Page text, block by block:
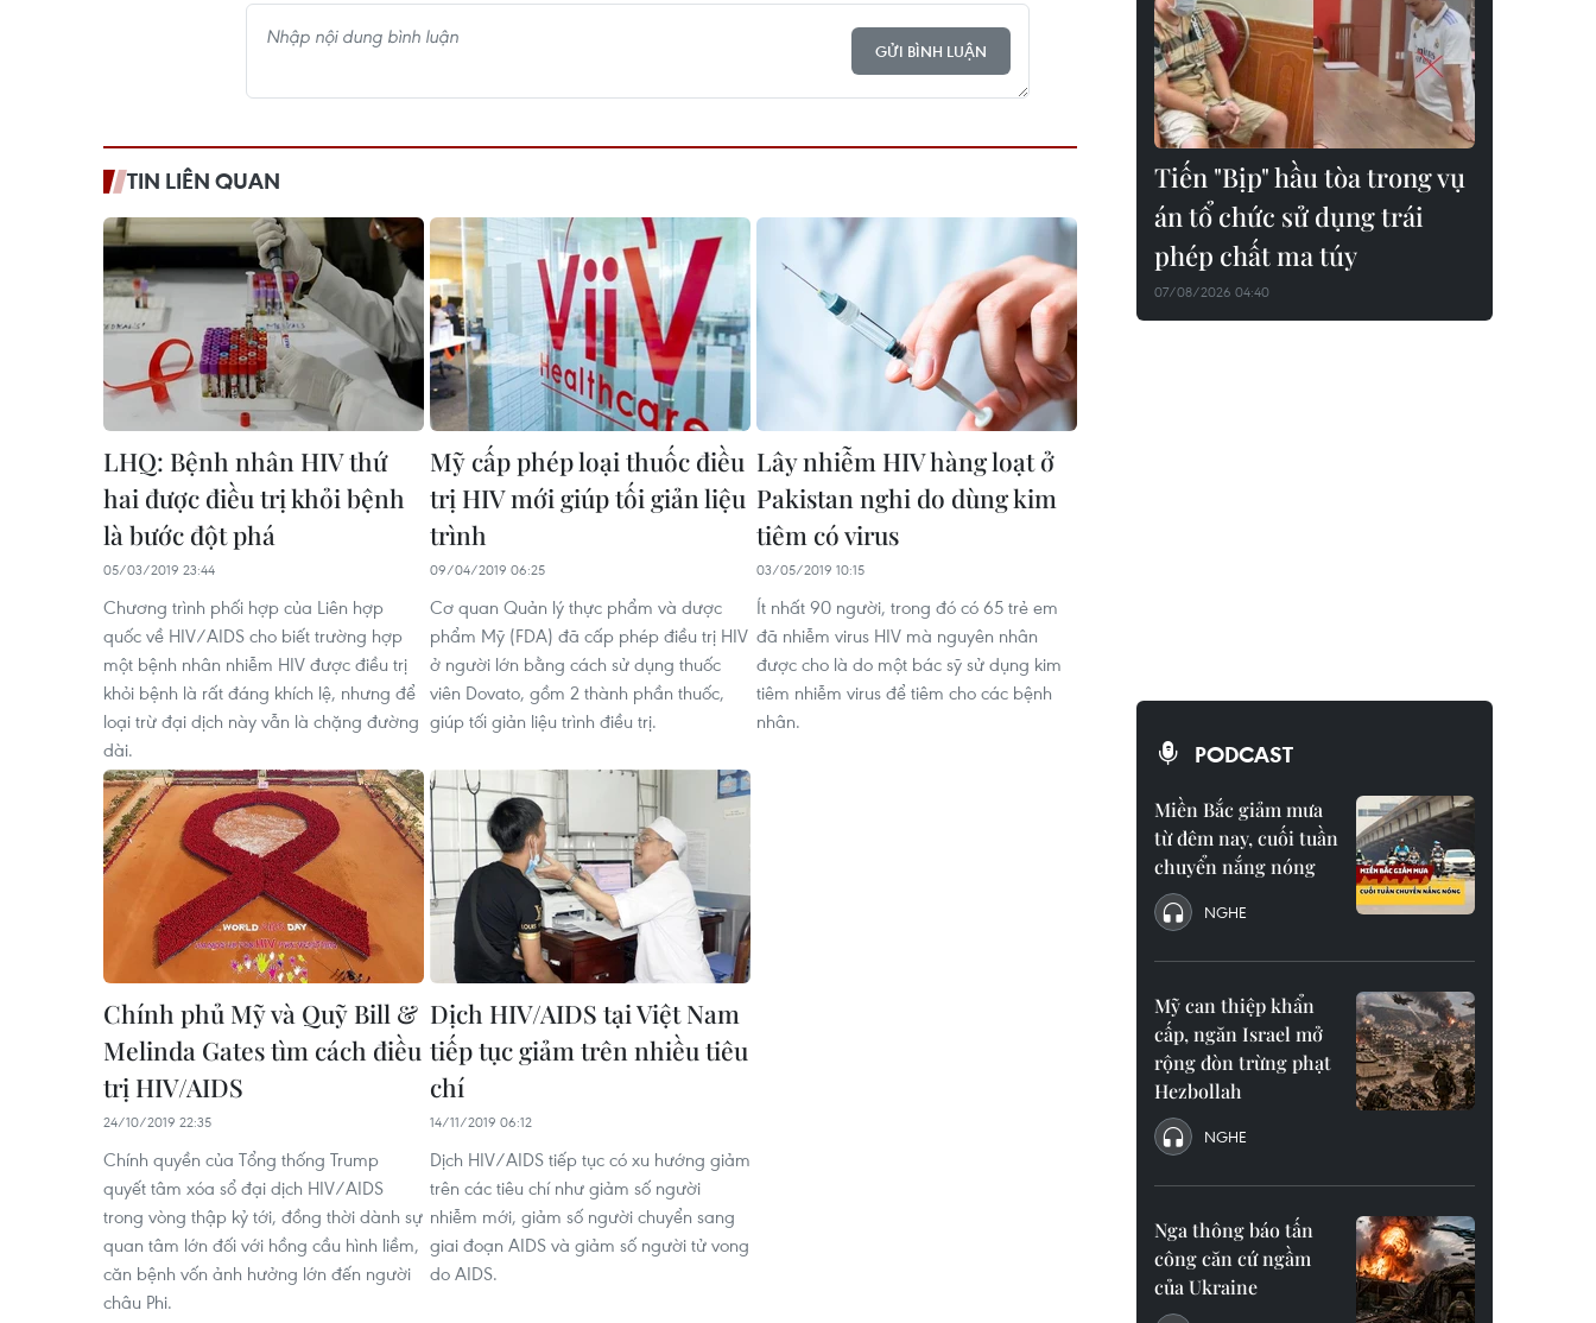
GỬI BÌNH LUẬN
TIN LIÊN QUAN
LHQ: Bệnh nhân HIV thứ
hai được điều trị khỏi bệnh
là bước đột phá
05/03/2019 23:44
Chương trình phối hợp của Liên hợp
quốc về HIV/AIDS cho biết trường hợp
một bệnh nhân nhiễm HIV được điều trị
khỏi bệnh là rất đáng khích lệ, nhưng để
loại trừ đại dịch này vẫn là chặng đường
dài.
Mỹ cấp phép loại thuốc điều
trị HIV mới giúp tối giản liệu
trình
09/04/2019 06:25
Cơ quan Quản lý thực phẩm và dược
phẩm Mỹ (FDA) đã cấp phép điều trị HIV
ở người lớn bằng cách sử dụng thuốc
viên Dovato, gồm 2 thành phần thuốc,
giúp tối giản liệu trình điều trị.
Lây nhiễm HIV hàng loạt ở
Pakistan nghi do dùng kim
tiêm có virus
03/05/2019 10:15
Ít nhất 90 người, trong đó có 65 trẻ em
đã nhiễm virus HIV mà nguyên nhân
được cho là do một bác sỹ sử dụng kim
tiêm nhiễm virus để tiêm cho các bệnh
nhân.
Chính phủ Mỹ và Quỹ Bill &
Melinda Gates tìm cách điều
trị HIV/AIDS
24/10/2019 22:35
Chính quyền của Tổng thống Trump
quyết tâm xóa sổ đại dịch HIV/AIDS
trong vòng thập kỷ tới, đồng thời dành sự
quan tâm lớn đối với hồng cầu hình liềm,
căn bệnh vốn ảnh hưởng lớn đến người
châu Phi.
Dịch HIV/AIDS tại Việt Nam
tiếp tục giảm trên nhiều tiêu
chí
14/11/2019 06:12
Dịch HIV/AIDS tiếp tục có xu hướng giảm
trên các tiêu chí như giảm số người
nhiễm mới, giảm số người chuyển sang
giai đoạn AIDS và giảm số người tử vong
do AIDS.
Tiến "Bịp" hầu tòa trong vụ
án tổ chức sử dụng trái
phép chất ma túy
07/08/2026 04:40
PODCAST
Miền Bắc giảm mưa
từ đêm nay, cuối tuần
chuyển nắng nóng
NGHE
Mỹ can thiệp khẩn
cấp, ngăn Israel mở
rộng đòn trừng phạt
Hezbollah
NGHE
Nga thông báo tấn
công căn cứ ngầm
của Ukraine